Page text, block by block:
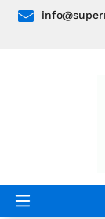
Zum Hauptinhalt